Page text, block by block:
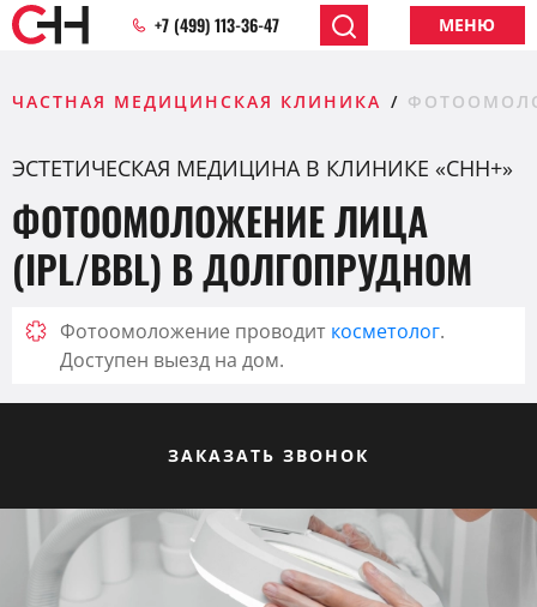
+7 (499) 113-36-47 МЕНЮ
ЧАСТНАЯ МЕДИЦИНСКАЯ КЛИНИКА
ЭСТЕТИЧЕСКАЯ МЕДИЦИНА В КЛИНИКЕ «CHH+»
ФОТООМОЛОЖЕНИЕ ЛИЦА
(IPL/BBL) В ДОЛГОПРУДНОМ
Фотоомоложение проводит косметолог.
Доступен выезд на дом.
ЗАКАЗАТЬ ЗВОНОК